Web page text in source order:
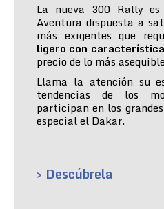
La nueva 300 Rally
Aventura dispuesta a
más exigentes que
ligero con
precio de lo más
Llama la atención su
tendencias de los
participan en los
especial el Dakar.
> Descúbrela